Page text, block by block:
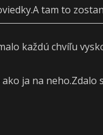
tam to
každú chvíľu
ja na neho.Zdalo